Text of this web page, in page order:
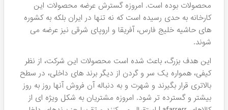
کرم ضد آفتاب کودک لافارر
(دخترانه و پسرانه SPF30)
۱,۲۱۹,۸۰۰ تومان
سرم ضد وز مو لافارر مدل Anti-
Frizz
۱,۳۴۹,۸۰۰ تومان